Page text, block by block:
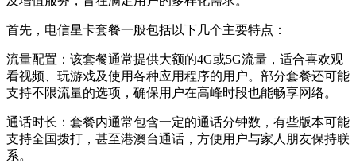
首先，电信星卡套餐一般包括以下几个主要特点：
流量配置：该套餐通常提供大额的4G或5G流量，适合喜欢观
看视频、玩游戏及使用各种应用程序的用户。部分套餐还可能
支持不限流量的选项，确保用户在高峰时段也能畅享网络。
通话时长：套餐内通常包含一定的通话分钟数，有些版本可能
支持全国拨打，甚至港澳台通话，方便用户与家人朋友保持联
系。